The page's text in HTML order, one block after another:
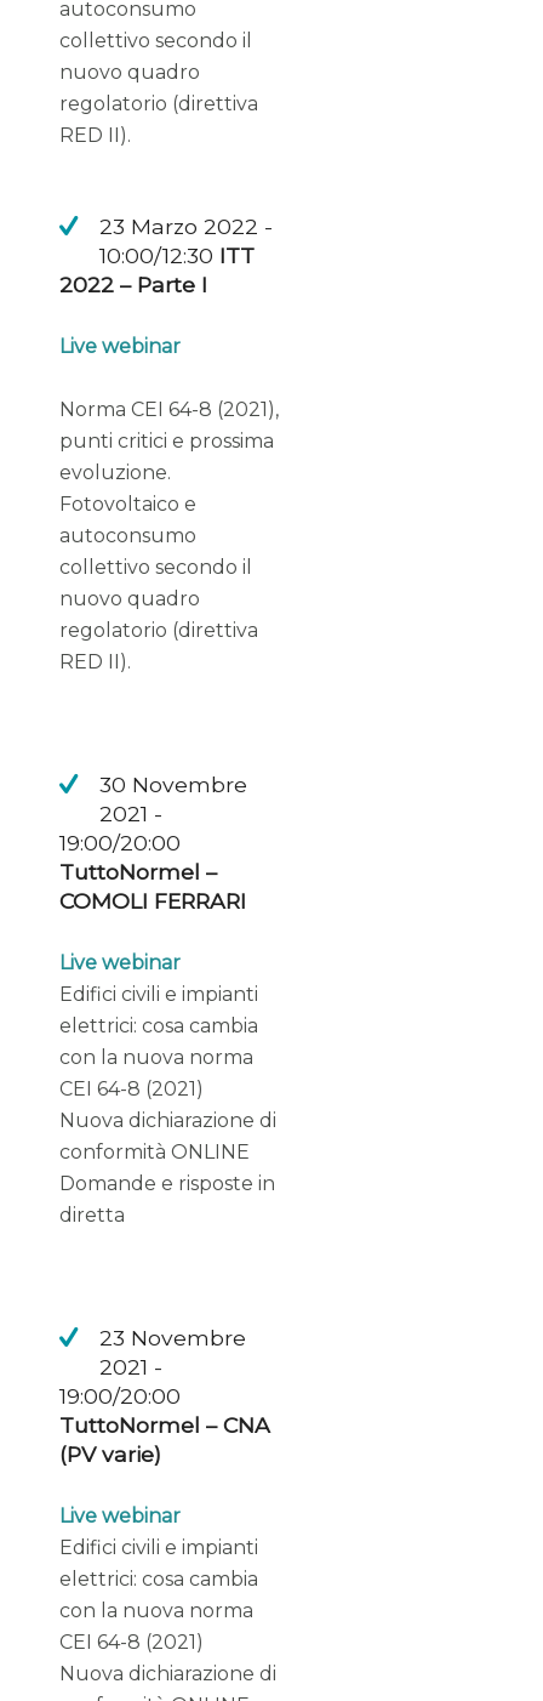
autoconsumo
collettivo secondo il
nuovo quadro
regolatorio (direttiva
RED II).
23 Marzo 2022 -
10:00/12:30 ITT
2022 – Parte I
Live webinar
Norma CEI 64-8 (2021),
punti critici e prossima
evoluzione.
Fotovoltaico e
autoconsumo
collettivo secondo il
nuovo quadro
regolatorio (direttiva
RED II).
30 Novembre
2021 -
19:00/20:00
TuttoNormel –
COMOLI FERRARI
Live webinar
Edifici civili e impianti
elettrici: cosa cambia
con la nuova norma
CEI 64-8 (2021)
Nuova dichiarazione di
conformità ONLINE
Domande e risposte in
diretta
23 Novembre
2021 -
19:00/20:00
TuttoNormel – CNA
(PV varie)
Live webinar
Edifici civili e impianti
elettrici: cosa cambia
con la nuova norma
CEI 64-8 (2021)
Nuova dichiarazione di